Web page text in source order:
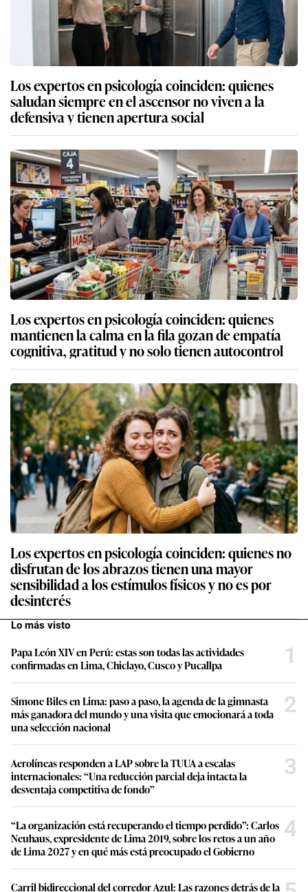
Los expertos en psicología coinciden: quienes
saludan siempre en el ascensor no viven a la
defensiva y tienen apertura social
Los expertos en psicología coinciden: quienes
mantienen la calma en la fila gozan de empatía
cognitiva, gratitud y no solo tienen autocontrol
Los expertos en psicología coinciden: quienes no
disfrutan de los abrazos tienen una mayor
sensibilidad a los estímulos físicos y no es por
desinterés
Lo más visto
Papa León XIV en Perú: estas son todas las actividades
confirmadas en Lima, Chiclayo, Cusco y Pucallpa
1
Simone Biles en Lima: paso a paso, la agenda de la gimnasta
más ganadora del mundo y una visita que emocionará a toda
una selección nacional
2
Aerolíneas responden a LAP sobre la TUUA a escalas
internacionales: “Una reducción parcial deja intacta la
desventaja competitiva de fondo”
3
“La organización está recuperando el tiempo perdido”: Carlos
Neuhaus, expresidente de Lima 2019, sobre los retos a un año
de Lima 2027 y en qué más está preocupado el Gobierno
4
Carril bidireccional del corredor Azul: Las razones detrás de la